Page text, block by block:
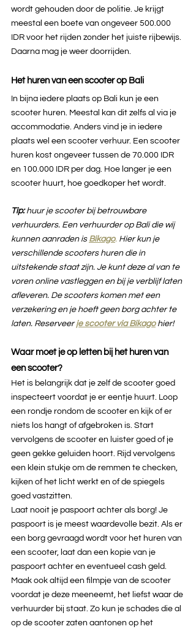
wordt gehouden door de politie. Je krijgt
meestal een boete van ongeveer 500.000
IDR voor het rijden zonder het juiste rijbewijs.
Daarna mag je weer doorrijden.
Het huren van een scooter op Bali
In bijna iedere plaats op Bali kun je een
scooter huren. Meestal kan dit zelfs al via je
accommodatie. Anders vind je in iedere
plaats wel een scooter verhuur. Een scooter
huren kost ongeveer tussen de 70.000 IDR
en 100.000 IDR per dag. Hoe langer je een
scooter huurt, hoe goedkoper het wordt.
Tip: huur je scooter bij betrouwbare
verhuurders. Een verhuurder op Bali die wij
kunnen aanraden is Bikago. Hier kun je
verschillende scooters huren die in
uitstekende staat zijn. Je kunt deze al van te
voren online vastleggen en bij je verblijf laten
afleveren. De scooters komen met een
verzekering en je hoeft geen borg achter te
laten. Reserveer je scooter via Bikago hier!
Waar moet je op letten bij het huren van
een scooter?
Het is belangrijk dat je zelf de scooter goed
inspecteert voordat je er eentje huurt. Loop
een rondje rondom de scooter en kijk of er
niets los hangt of afgebroken is. Start
vervolgens de scooter en luister goed of je
geen gekke geluiden hoort. Rijd vervolgens
een klein stukje om de remmen te checken,
kijken of het licht werkt en of de spiegels
goed vastzitten.
Laat nooit je paspoort achter als borg! Je
paspoort is je meest waardevolle bezit. Als er
een borg gevraagd wordt voor het huren van
een scooter, laat dan een kopie van je
paspoort achter en eventueel cash geld.
Maak ook altijd een filmpje van de scooter
voordat je deze meeneemt, het liefst waar de
verhuurder bij staat. Zo kun je schades die al
op de scooter zaten aantonen op het